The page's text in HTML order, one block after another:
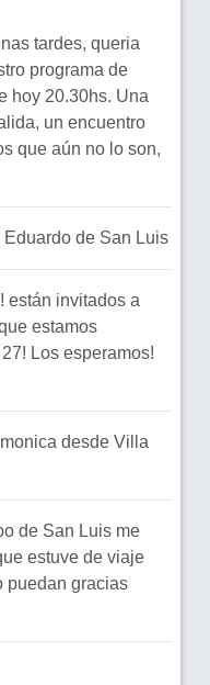
tardes, queria
programa de
hoy 20.30hs. Una
un encuentro
que aún no lo son,
Eduardo de San Luis
están invitados a
estamos
Los esperamos!
desde Villa
de San Luis me
estuve de viaje
puedan gracias